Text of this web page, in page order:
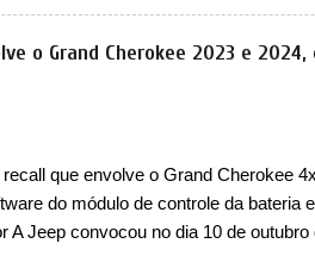
teaser do A05, que nas imagens
Previsto para ser lançado ainda neste
Leapmotor para concorrer com uma
modelos da marca, em especial
ao SUV. Na dianteira, ele possui faróis
pequeno prolongamento para as
o Grand Cherokee 2023 e 2024,
que envolve o Grand Cherokee
do módulo de controle da bateria
A Jeep convocou no dia 10 de outubro